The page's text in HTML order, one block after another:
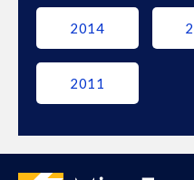
2014
2011